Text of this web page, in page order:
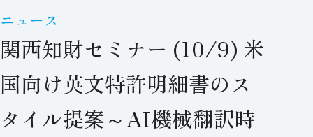
ニュース
関西知財セミナー (10/9) 米
国向け英文特許明細書のス
タイル提案～AI機械翻訳時